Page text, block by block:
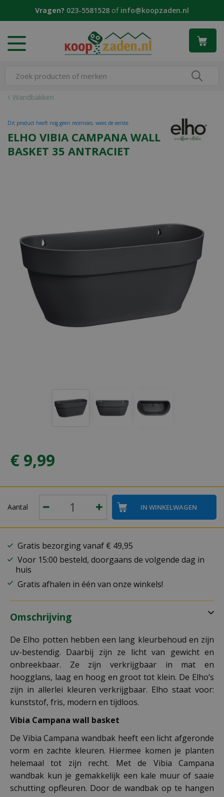
Wandbakken
Vragen? 023-5581528 of info@koopzaden.nl
ELHO VIBIA CAMPANA WALL
BASKET 35 ANTRACIET
Dit product heeft nog geen recensies, wees de eerste
€ 9,99
Aantal
Gratis bezorging vanaf € 49,95
Voor 15:00 besteld, doorgaans de volgende dag in
huis
Gratis afhalen in één van onze winkels!
Omschrijving
De Elho potten hebben een lang kleurbehoud en zijn
uv-bestendig. Daarbij zijn ze licht van gewicht en
onbreekbaar. Ze zijn verkrijgbaar in mat en
hoogglans, laag en hoog en groot tot klein. De Elho’s
zijn in allerlei kleuren verkrijgbaar. Elho staat voor:
kunststof, fris, modern en tijdloos.
Vibia Campana wall basket
De Vibia Campana wandbak heeft een licht afgeronde
vorm en zachte kleuren. Hiermee komen je planten
helemaal tot zijn recht. Met de Vibia Campana
wandbak kun je gemakkelijk een kale muur of saaie
schutting opfleuren. Door de wandbak op te hangen